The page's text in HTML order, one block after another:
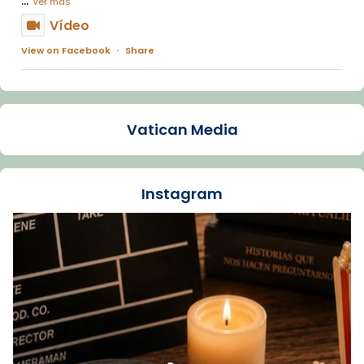
Vídeo
View on Facebook · Share
Arquebisbat de Barcelona
La Carmina va patir depressió. Fa gairebé
dos mesos, a l'Estadi Lluís Companys, la
Recupera l'entrevista comp
Vatican
tican News 👇
www.vaticannews.va/es/iglesia/news/2026-
07/carmina-historia-depresion-papa-viaje-
espana-testimoni...
Foto
Vatican Media
Instagram